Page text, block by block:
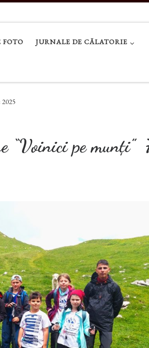
FOTO JURNALE DE CĂLATORIE
2025
“Voinici pe munți”